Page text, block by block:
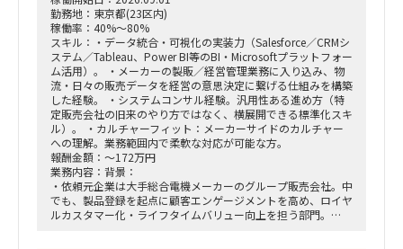
勤務地：東京都(23区内)
稼働率：40%～80%
スキル：・データ統合・可視化の実装力（Salesforce／CRMシ
ステム／Tableau、Power BI等のBI・Microsoftプラットフォー
ム活用）。 ・メーカーの製販／経営管理業務に入り込み、物
流・日々の販売データを経営の意思決定に繋げる仕組みを構築
した経験。 ・システムコンサル経験。汎用性ある進め方（特
定販売会社の旧来のやり方ではなく、横展開できる標準化スキ
ル）。 ・カルチャーフィット：メーカーサイドのカルチャー
への理解。業務範囲内で柔軟な対応が可能な方。
報酬金額：～172万円
業務内容：背景：
・依頼元企業は大手総合電機メーカーのグループ販売会社。中
でも、製品登録を起点に顧客エンゲージメントを高め、ロイヤ
ルカスタマー化・ライフタイムバリュー向上を担う部門。